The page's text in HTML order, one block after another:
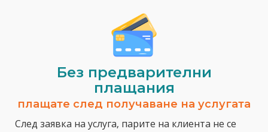
Без предварителни
плащания
плащате след получаване на услугата
След заявка на услуга, парите на клиента не се